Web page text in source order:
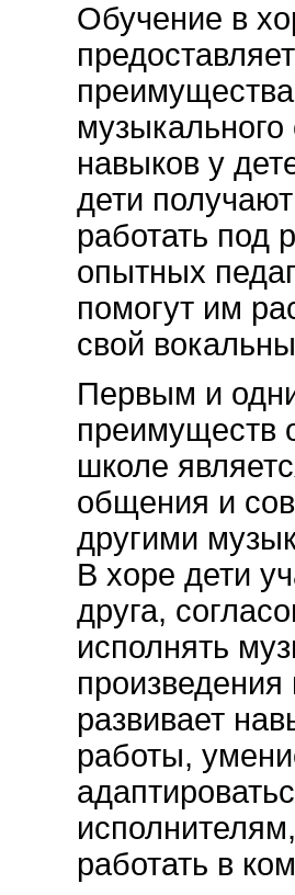
Обучение в
навыков у
дети
работать под
опытных
помогут им
свой
Первым и
преимуществ
школе
общения и
другими
В хоре дети
друга,
исполнять
развивает
работы,
работать в